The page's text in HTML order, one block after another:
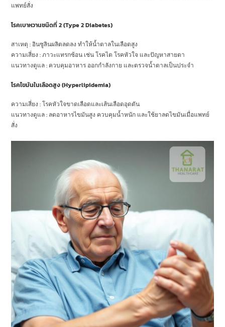
แพทย์สั่ง
โรคเบาหวานชนิดที่ 2 (Type 2 Diabetes)
สาเหตุ : อินซูลินผลิตลดลง ทำให้น้ำตาลในเลือดสูง
ความเสี่ยง : ภาวะแทรกซ้อน เช่น โรคไต โรคหัวใจ และปัญหาสายตา
แนวทางดูแล : ควบคุมอาหาร ออกกำลังกาย และตรวจน้ำตาลเป็นประจำ
โรคไขมันในเลือดสูง (Hyperlipidemia)
ความเสี่ยง : โรคหัวใจขาดเลือดและเส้นเลือดอุดตัน
แนวทางดูแล : ลดอาหารไขมันสูง ควบคุมน้ำหนัก และใช้ยาลดไขมันเมื่อแพทย์
สั่ง